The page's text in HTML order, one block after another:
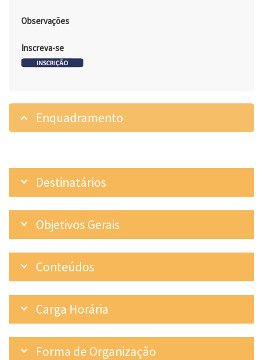
Observações
Inscreva-se
Enquadramento
Destinatários
Objetivos Gerais
Conteúdos
Carga Horária
Forma de Organização